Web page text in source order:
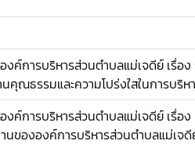
งค์การบริหารส่วนตำบลแม่เจดีย์ เรื่อ
คุณธรรมและความโปร่งใสในการบริห
งค์การบริหารส่วนตำบลแม่เจดีย์ เรื่อ
นขององค์การบริหารส่วนตำบลแม่เจ